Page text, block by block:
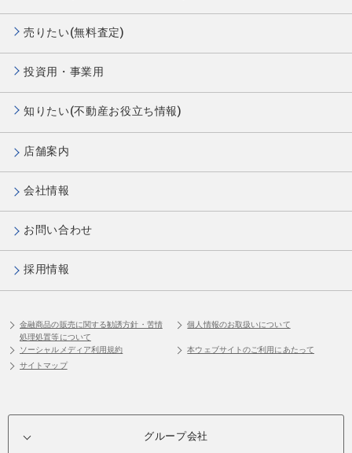
売りたい(無料査定)
投資用・事業用
知りたい(不動産お役立ち情報)
店舗案内
会社情報
お問い合わせ
採用情報
金融商品の販売に関する勧誘方針・苦情
処理処置等について
個人情報のお取扱いについて
ソーシャルメディア利用規約
本ウェブサイトのご利用にあたって
サイトマップ
グループ会社